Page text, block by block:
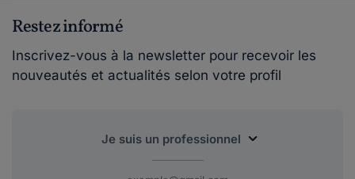
Restez informé
Inscrivez-vous à la newsletter pour recevoir les
nouveautés et actualités selon votre profil